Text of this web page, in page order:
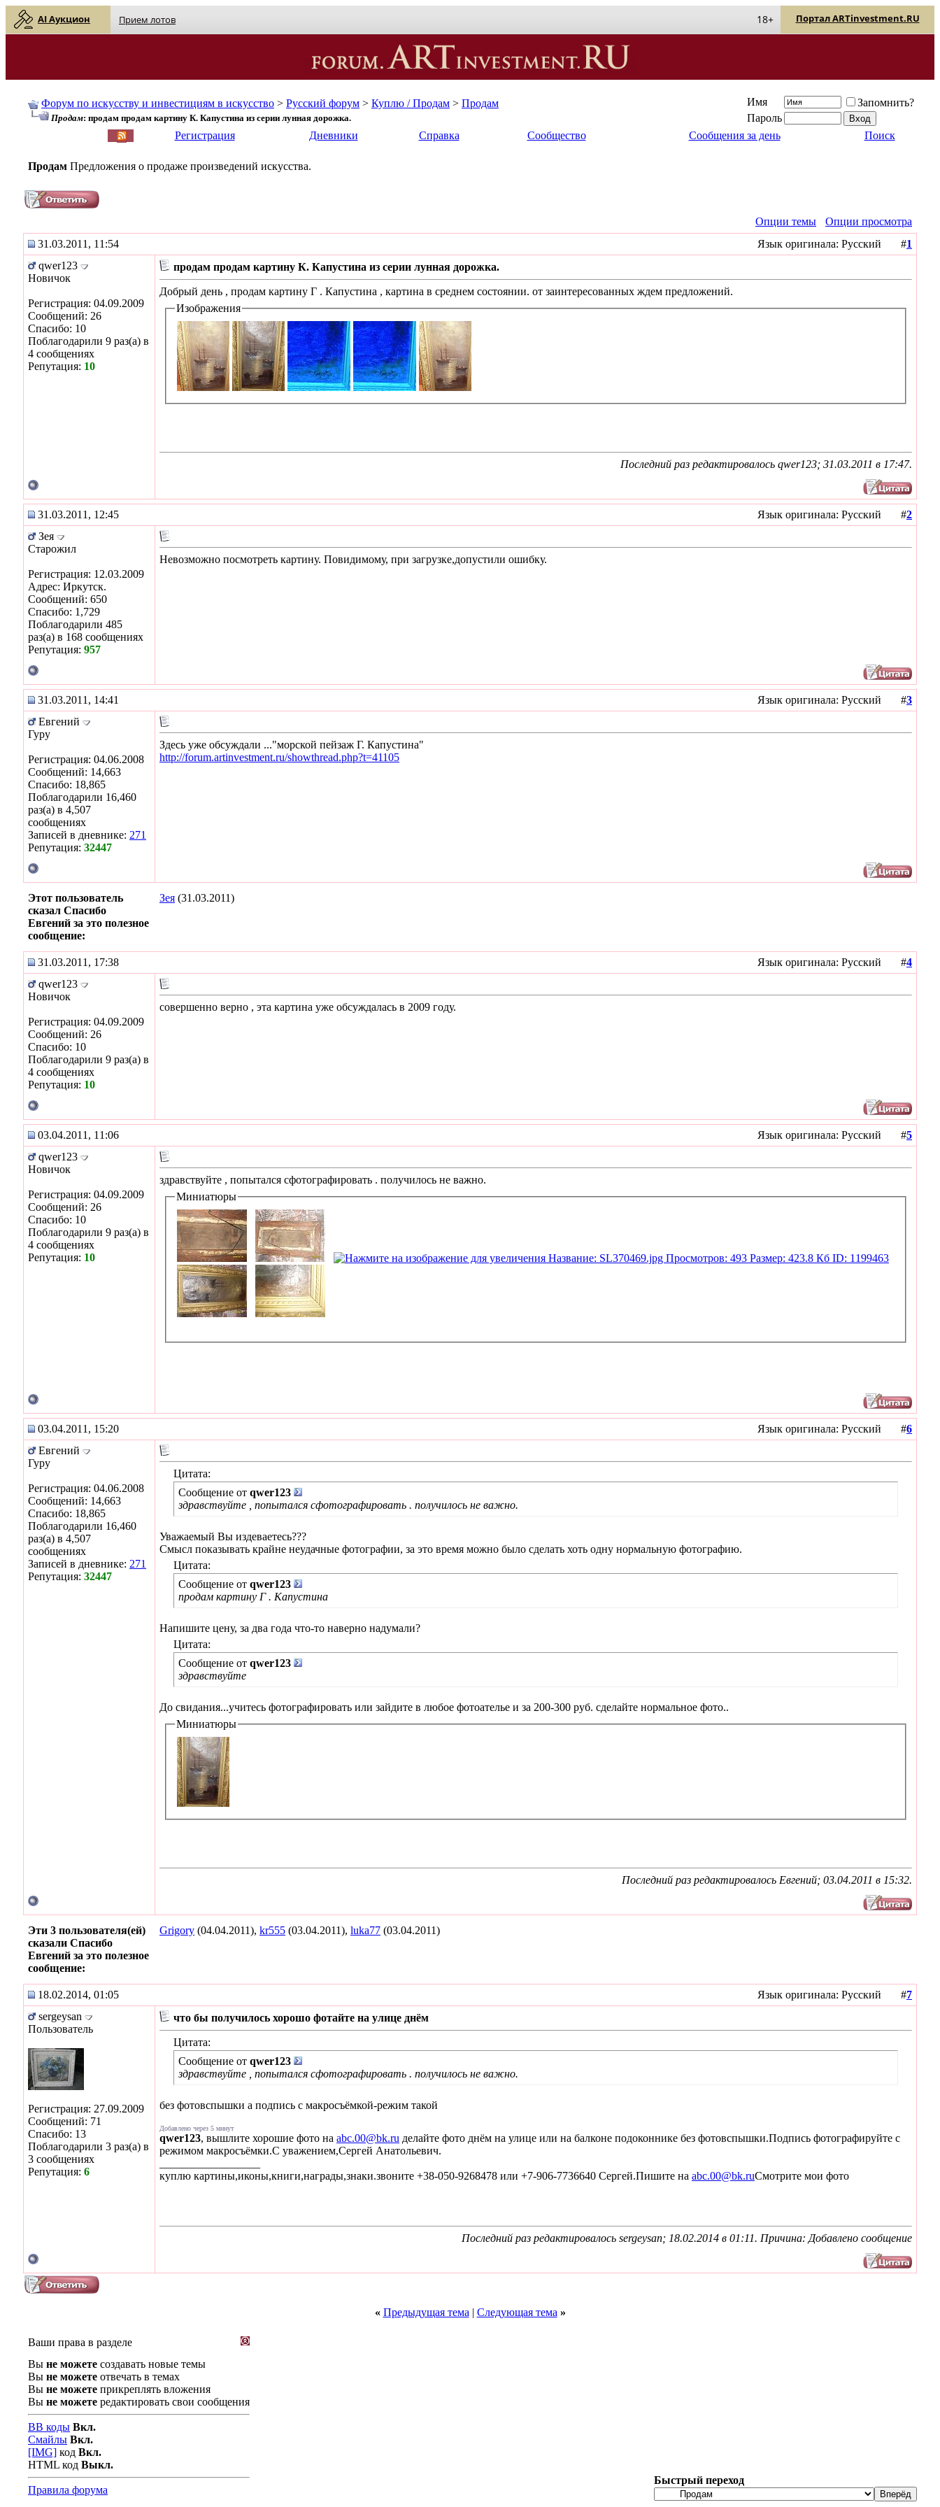
AI Аукцион Прием лотов Портал ARTinvestment.RU
18+
Форум по искусству и инвестициям в искусство > Русский форум > Куплю / Продам > Продам
Продам: продам продам картину К. Капустина из серии лунная дорожка.
Имя
Запомнить?
Пароль
Регистрация Дневники Справка Сообщество Сообщения за день Поиск
Продам Предложения о продаже произведений искусства.
Опции темы
Опции просмотра
31.03.2011, 11:54
Язык оригинала: Русский #1
qwer123
Новичок
Регистрация: 04.09.2009
Сообщений: 26
Спасибо: 10
Поблагодарили 9 раз(а) в
4 сообщениях
Репутация: 10
продам продам картину К. Капустина из серии лунная дорожка.
Добрый день , продам картину Г . Капустина , картина в среднем состоянии. от заинтересованных ждем предложений.
Изображения
Последний раз редактировалось qwer123; 31.03.2011 в 17:47.
31.03.2011, 12:45 Язык оригинала: Русский #2
Зея
Старожил
Регистрация: 12.03.2009
Адрес: Иркутск.
Сообщений: 650
Спасибо: 1,729
Поблагодарили 485
раз(а) в 168 сообщениях
Репутация: 957
Невозможно посмотреть картину. Повидимому, при загрузке,допустили ошибку.
31.03.2011, 14:41 Язык оригинала: Русский #3
Евгений
Гуру
Регистрация: 04.06.2008
Сообщений: 14,663
Спасибо: 18,865
Поблагодарили 16,460
раз(а) в 4,507
сообщениях
Записей в дневнике: 271
Репутация: 32447
Здесь уже обсуждали ..."морской пейзаж Г. Капустина"
http://forum.artinvestment.ru/showthread.php?t=41105
Этот пользователь
сказал Спасибо
Евгений за это полезное
сообщение:
Зея (31.03.2011)
31.03.2011, 17:38 Язык оригинала: Русский #4
qwer123
Новичок
Регистрация: 04.09.2009
Сообщений: 26
Спасибо: 10
Поблагодарили 9 раз(а) в
4 сообщениях
Репутация: 10
совершенно верно , эта картина уже обсуждалась в 2009 году.
03.04.2011, 11:06 Язык оригинала: Русский #5
qwer123
Новичок
Регистрация: 04.09.2009
Сообщений: 26
Спасибо: 10
Поблагодарили 9 раз(а) в
4 сообщениях
Репутация: 10
здравствуйте , попытался сфотографировать . получилось не важно.
Миниатюры
03.04.2011, 15:20 Язык оригинала: Русский #6
Евгений
Гуру
Регистрация: 04.06.2008
Сообщений: 14,663
Спасибо: 18,865
Поблагодарили 16,460
раз(а) в 4,507
сообщениях
Записей в дневнике: 271
Репутация: 32447
Цитата:
Сообщение от qwer123
здравствуйте , попытался сфотографировать . получилось не важно.
Уважаемый Вы издеваетесь???
Смысл показывать крайне неудачные фотографии, за это время можно было сделать хоть одну нормальную фотографию.
Цитата:
Сообщение от qwer123
продам картину Г . Капустина
Напишите цену, за два года что-то наверно надумали?
Цитата:
Сообщение от qwer123
здравствуйте
До свидания...учитесь фотографировать или зайдите в любое фотоателье и за 200-300 руб. сделайте нормальное фото..
Миниатюры
Последний раз редактировалось Евгений; 03.04.2011 в 15:32.
Эти 3 пользователя(ей)
сказали Спасибо
Евгений за это полезное
сообщение:
Grigory (04.04.2011), kr555 (03.04.2011), luka77 (03.04.2011)
18.02.2014, 01:05 Язык оригинала: Русский #7
sergeysan
Пользователь
Регистрация: 27.09.2009
Сообщений: 71
Спасибо: 13
Поблагодарили 3 раз(а) в
3 сообщениях
Репутация: 6
что бы получилось хорошо фотайте на улице днём
Цитата:
Сообщение от qwer123
здравствуйте , попытался сфотографировать . получилось не важно.
без фотовспышки а подпись с макросъёмкой-режим такой
Добавлено через 5 минут
qwer123, вышлите хорошие фото на abc.00@bk.ru делайте фото днём на улице или на балконе подоконнике без фотовспышки.Подпись фотографируйте с
режимом макросъёмки.С уважением,Сергей Анатольевич.
куплю картины,иконы,книги,награды,знаки.звоните +38-050-9268478 или +7-906-7736640 Сергей.Пишите на abc.00@bk.ruСмотрите мои фотo
Последний раз редактировалось sergeysan; 18.02.2014 в 01:11. Причина: Добавлено сообщение
« Предыдущая тема | Следующая тема »
Ваши права в разделе
Вы не можете создавать новые темы
Вы не можете отвечать в темах
Вы не можете прикреплять вложения
Вы не можете редактировать свои сообщения
BB коды Вкл.
Смайлы Вкл.
[IMG] код Вкл.
HTML код Выкл.
Правила форума
Быстрый переход